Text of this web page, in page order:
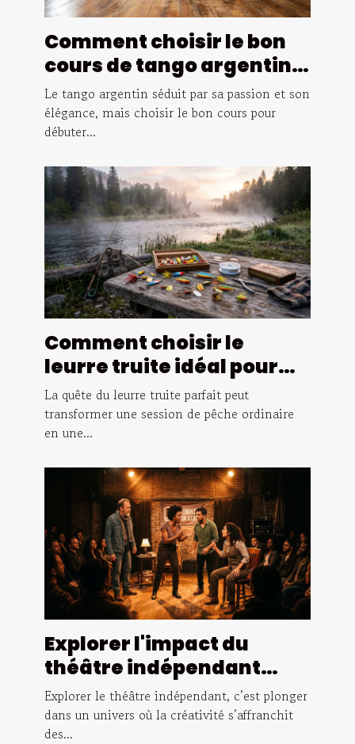
Comment choisir le bon
cours de tango argentin
pour débutants ?
Le tango argentin séduit par sa passion et son
élégance, mais choisir le bon cours pour
débuter...
Comment choisir le
leurre truite idéal pour
différentes conditions de
pêche ?
La quête du leurre truite parfait peut
transformer une session de pêche ordinaire
en une...
Explorer l'impact du
théâtre indépendant
dans la culture
contemporaine
Explorer le théâtre indépendant, c’est plonger
dans un univers où la créativité s’affranchit
des...